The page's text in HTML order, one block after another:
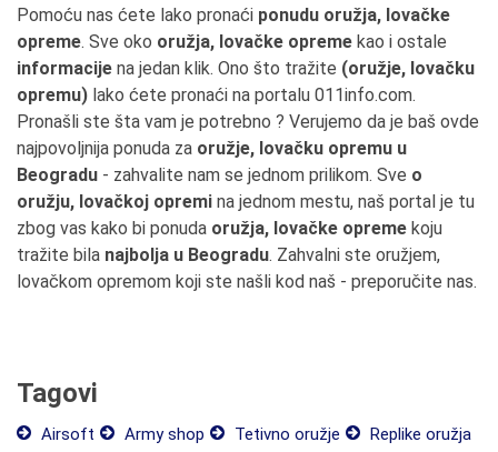
Pomoću nas ćete lako pronaći ponudu oružja, lovačke
opreme. Sve oko oružja, lovačke opreme kao i ostale
informacije na jedan klik. Ono što tražite (oružje, lovačku
opremu) lako ćete pronaći na portalu 011info.com.
Pronašli ste šta vam je potrebno ? Verujemo da je baš ovde
najpovoljnija ponuda za oružje, lovačku opremu u
Beogradu - zahvalite nam se jednom prilikom. Sve o
oružju, lovačkoj opremi na jednom mestu, naš portal je tu
zbog vas kako bi ponuda oružja, lovačke opreme koju
tražite bila najbolja u Beogradu. Zahvalni ste oružjem,
lovačkom opremom koji ste našli kod naš - preporučite nas.
Tagovi
Airsoft Army shop Tetivno oružje
Replike oružja